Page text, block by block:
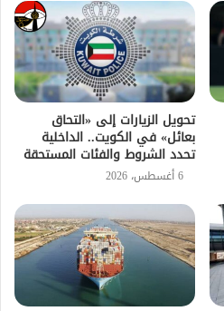
تحويل الزيارات إلى «التحاق
بعائل» في الكويت.. الداخلية
تحدد الشروط والفئات المستحقة
6 أغسطس، 2026